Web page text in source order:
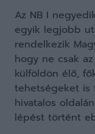
Az NB I
egyik legjobb
rendelkezik
hogy ne csak
külföldön élő,
tehetségeket is
hivatalos
lépést történt